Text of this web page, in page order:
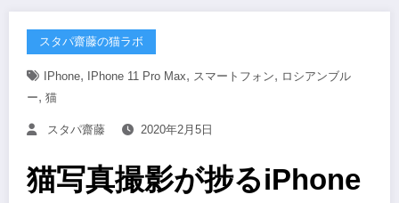
スタパ齋藤の猫ラボ
IPhone, IPhone 11 Pro Max, スマートフォン, ロシアンブル
ー, 猫
スタパ齋藤 2020年2月5日
猫写真撮影が捗るiPhone